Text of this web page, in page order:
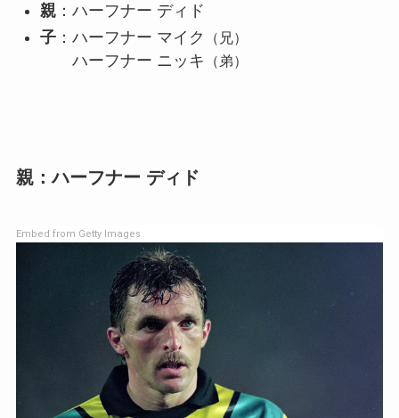
親：ハーフナー ディド
子：ハーフナー マイク （兄）
ハーフナー ニッキ （弟）
親：ハーフナー ディド
Embed from Getty Images